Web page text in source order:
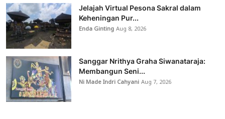
Jelajah Virtual Pesona Sakral dalam
Keheningan Pur...
Enda GintingAug 8, 2026
Sanggar Nrithya Graha Siwanataraja:
Membangun Seni...
Ni Made Indri CahyaniAug 7, 2026